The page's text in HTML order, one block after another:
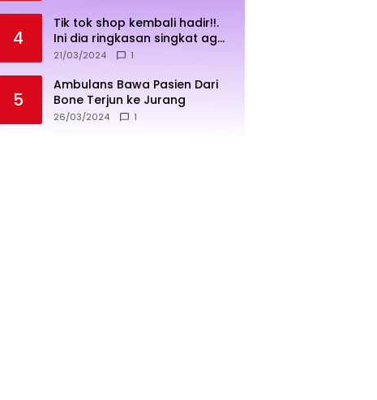
4
Tik tok shop kembali hadir!!.
Ini dia ringkasan singkat agar
penjualan lebih sukses
21/03/2024 1
5
Ambulans Bawa Pasien Dari
Bone Terjun ke Jurang
26/03/2024 1